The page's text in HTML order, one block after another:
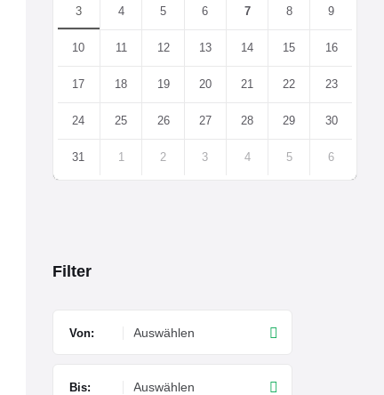
3 4 5 6 7 8 9
10 11 12 13 14 15 16
17 18 19 20 21 22 23
24 25 26 27 28 29 30
31 1 2 3 4 5 6
Filter
Von:
Bis: